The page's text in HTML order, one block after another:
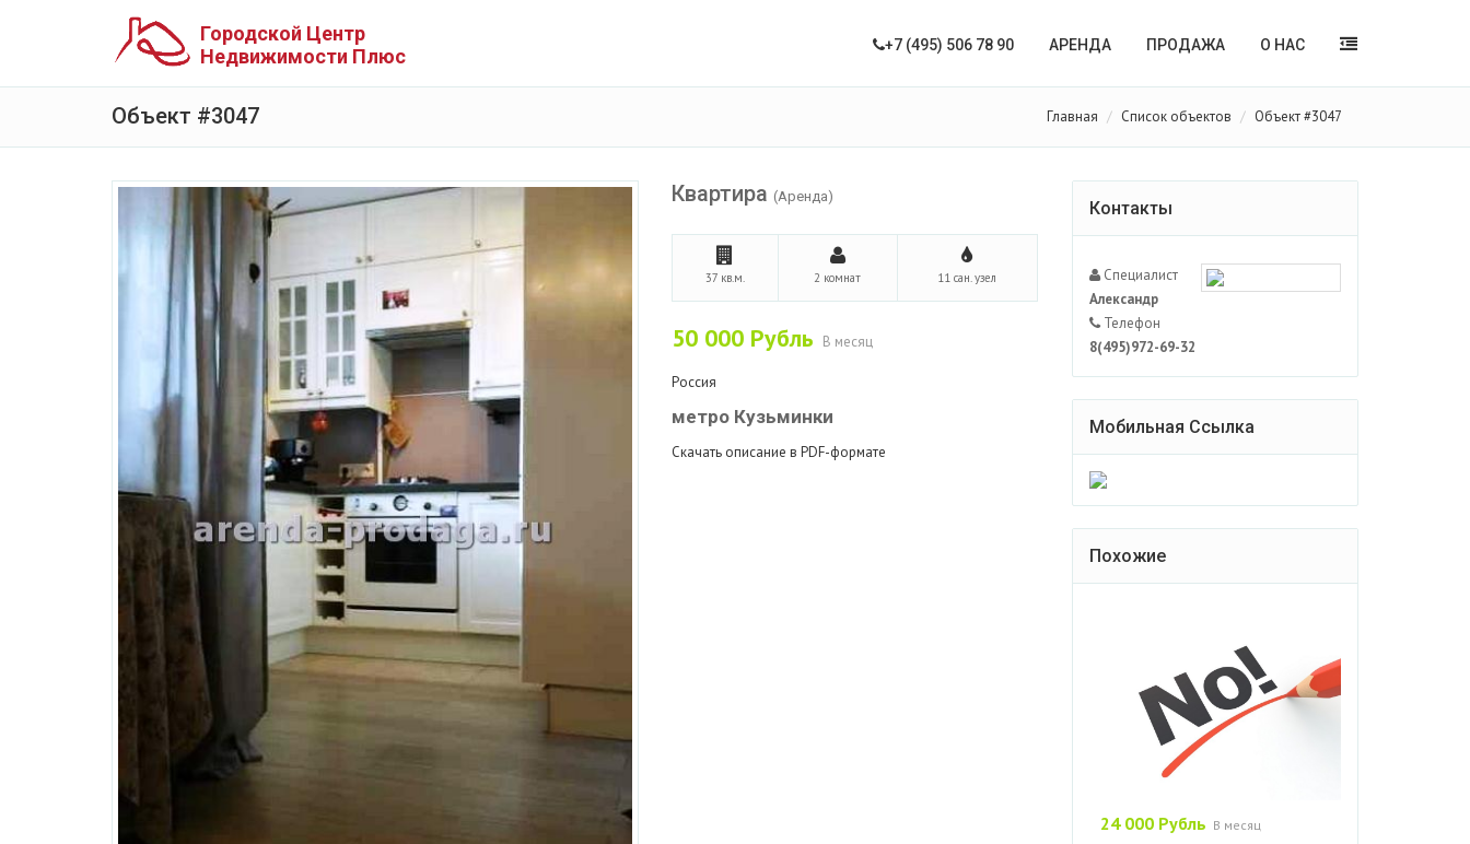
Городской Центр
Недвижимости Плюс
+7 (495) 506 78 90 АРЕНДА ПРОДАЖА О НАС
Объект #3047 Главная Список объектов Объект #3047
Квартира (Аренда)
37 кв.м. 2 комнат 11 сан. узел
50 000 Рубль В месяц
Россия
метро Кузьминки
Скачать описание в PDF-формате
Контакты
Специалист
Александр
Телефон
8(495)972-69-32
Мобильная Ссылка
Похожие
24 000 Рубль В месяц